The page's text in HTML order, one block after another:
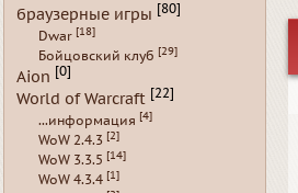
браузерные игры [80]
Dwar [18]
Бойцовский клуб [29]
Aion [0]
World of Warcraft [22]
...информация [4]
WoW 2.4.3 [2]
WoW 3.3.5 [14]
WoW 4.3.4 [1]